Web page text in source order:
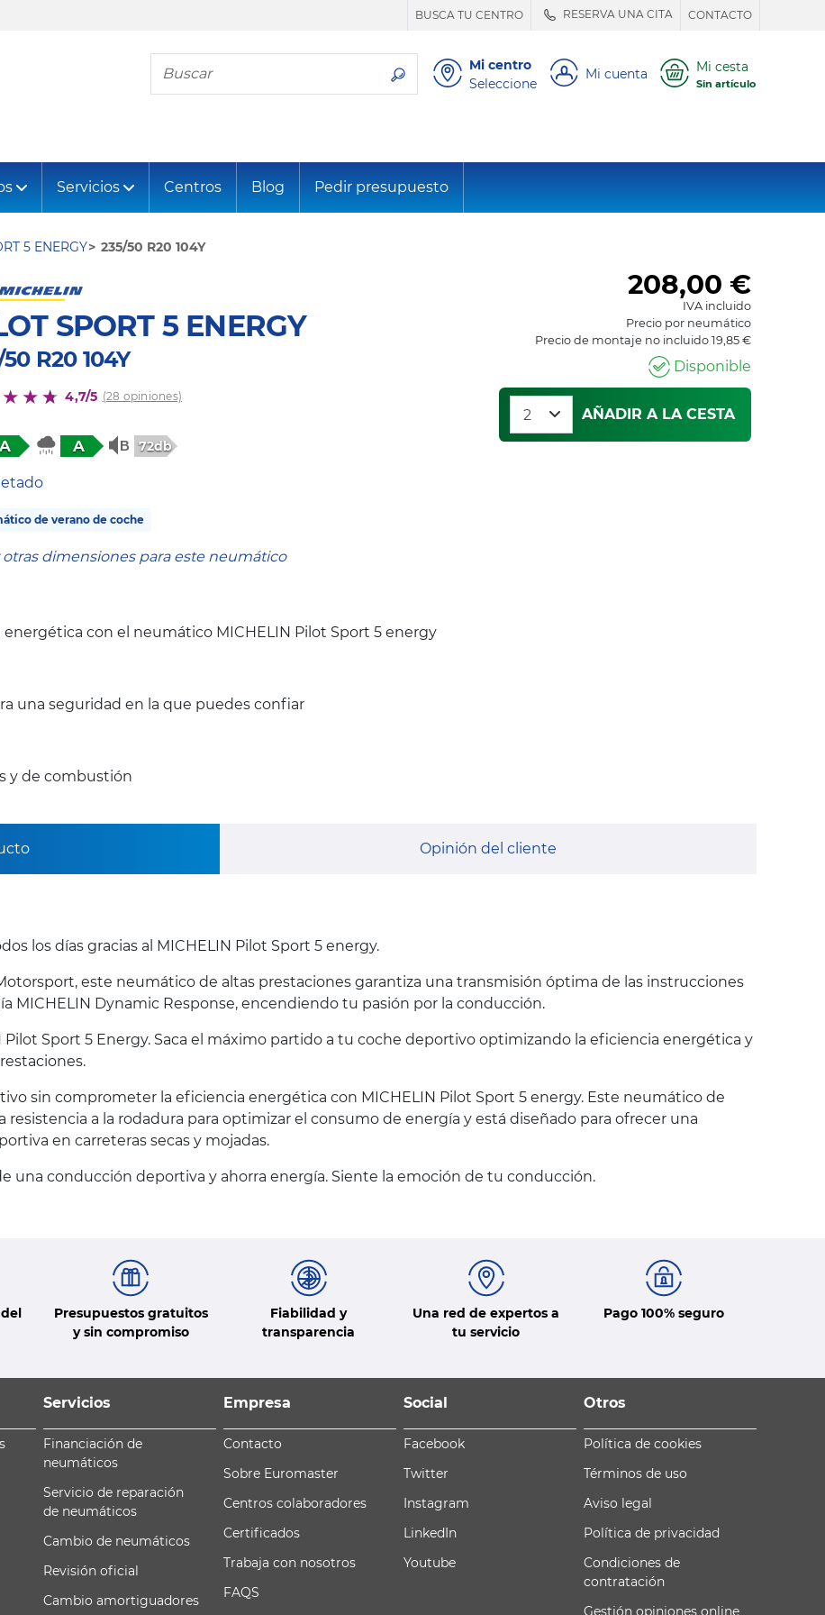
BUSCA TU CENTRO RESERVA UNA CITA CONTACTO
Busca tu neumático
Mi centro
Seleccione
Mi cuenta Mi cesta
Sin artículo
Servicios Centros Blog Pedir presupuesto
5 ENERGY 235/50 R20 104Y
SPORT 5 ENERGY
R20 104Y
4,7/5 (28 opiniones)
A A 72db
de verano de coche
otras dimensiones para este neumático
208,00 €
IVA incluido
Precio por neumático
Precio de montaje no incluido 19,85 €
Disponible
AÑADIR A LA CESTA
con el neumático MICHELIN Pilot Sport 5 energy
una seguridad en la que puedes confiar
y de combustión
Opinión del cliente
los días gracias al MICHELIN Pilot Sport 5 energy.
este neumático de altas prestaciones garantiza una transmisión óptima de las instrucciones
MICHELIN Dynamic Response, encendiendo tu pasión por la conducción.
Sport 5 Energy. Saca el máximo partido a tu coche deportivo optimizando la eficiencia energética y
sin comprometer la eficiencia energética con MICHELIN Pilot Sport 5 energy. Este neumático de
resistencia a la rodadura para optimizar el consumo de energía y está diseñado para ofrecer una
en carreteras secas y mojadas.
una conducción deportiva y ahorra energía. Siente la emoción de tu conducción.
Presupuestos gratuitos
y sin compromiso
Fiabilidad y
transparencia
Una red de expertos a
tu servicio
Pago 100% seguro
Servicios
Financiación de
neumáticos
Servicio de reparación
de neumáticos
Cambio de neumáticos
Revisión oficial
Cambio amortiguadores
Empresa
Contacto
Sobre Euromaster
Centros colaboradores
Certificados
Trabaja con nosotros
FAQS
Social
Facebook
Twitter
Instagram
LinkedIn
Youtube
Otros
Política de cookies
Términos de uso
Aviso legal
Política de privacidad
Condiciones de
contratación
Gestión opiniones online